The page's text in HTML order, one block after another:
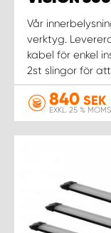
Vår
verktyg.
kabel för enkel
2st slingor för
840 SEK
EXKL. 25 % MOMS
WORK SYSTEM VARBERG
WORK SYSTEM VÄRNAMO
WORK SYSTEM VÄSTERÅS
WORK SYSTEM ÖREBRO
WORK SYSTEM